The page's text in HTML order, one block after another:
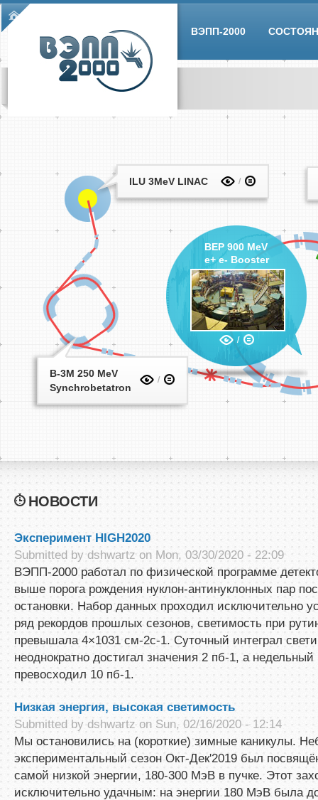
Skip to main content
Main menu
ВЭПП-2000
ILU 3MeV LINAC
B-3M 250 MeV
Synchrobetatron
BEP 900 MeV
e+ e- Booster
НОВОСТИ
Эксперимент HIGH2020
Submitted by dshwartzon Mon, 03/30/2020 - 22:09
ВЭПП-2000 работал по физической программе
выше порога рождения нуклон-антинуклонных пар
остановки. Набор данных проходил исключительно
ряд рекордов прошлых сезонов, светимость при
превышала 4×1031 см-2с-1. Суточный интеграл
неоднократно достигал значения 2 пб-1, а недельный
превосходил 10 пб-1.
Низкая энергия, высокая светимость
Submitted by dshwartzon Sun, 02/16/2020 - 12:14
Мы остановились на (короткие) зимные каникулы.
экспериментальный сезон Окт-Дек'2019 был
самой низкой энергии, 180-300 МэВ в пучке. Этот
исключительно удачным: на энергии 180 МэВ была